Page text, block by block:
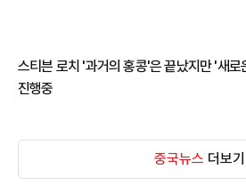
스티븐 로치 '과거의 홍콩'은 끝났지만 '새로
진행중
중국뉴스 더보기